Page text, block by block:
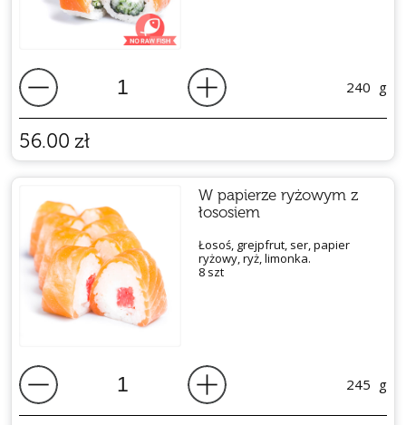
240 g
56.00 zł
W papierze ryżowym z
łososiem
Łosoś, grejpfrut, ser, papier
ryżowy, ryż, limonka.
8 szt
245 g